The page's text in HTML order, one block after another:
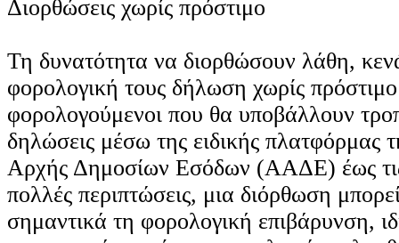
Διορθώσεις χωρίς πρόστιμο
Τη δυνατότητα να διορθώσουν λάθη,
φορολογική τους δήλωση χωρίς
φορολογούμενοι που θα υποβάλλουν
δηλώσεις μέσω της ειδικής πλατφόρμας
Αρχής Δημοσίων Εσόδων (ΑΑΔΕ) έως
πολλές περιπτώσεις, μια διόρθωση
σημαντικά τη φορολογική επιβάρυνση,